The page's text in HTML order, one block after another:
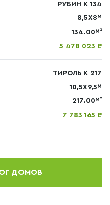
РУБИН К 134
8,5Х8 М
134.00М²
5 478 023 ₽
ТИРОЛЬ К 217
10,5Х9,5М
217.00М²
7 783 165 ₽
ДОМОВ